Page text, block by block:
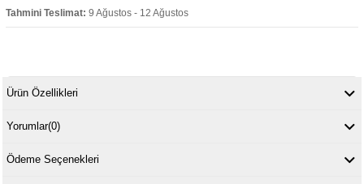
Tahmini Teslimat: 9 Ağustos - 12 Ağustos
Ürün Özellikleri
Yorumlar(0)
Ödeme Seçenekleri